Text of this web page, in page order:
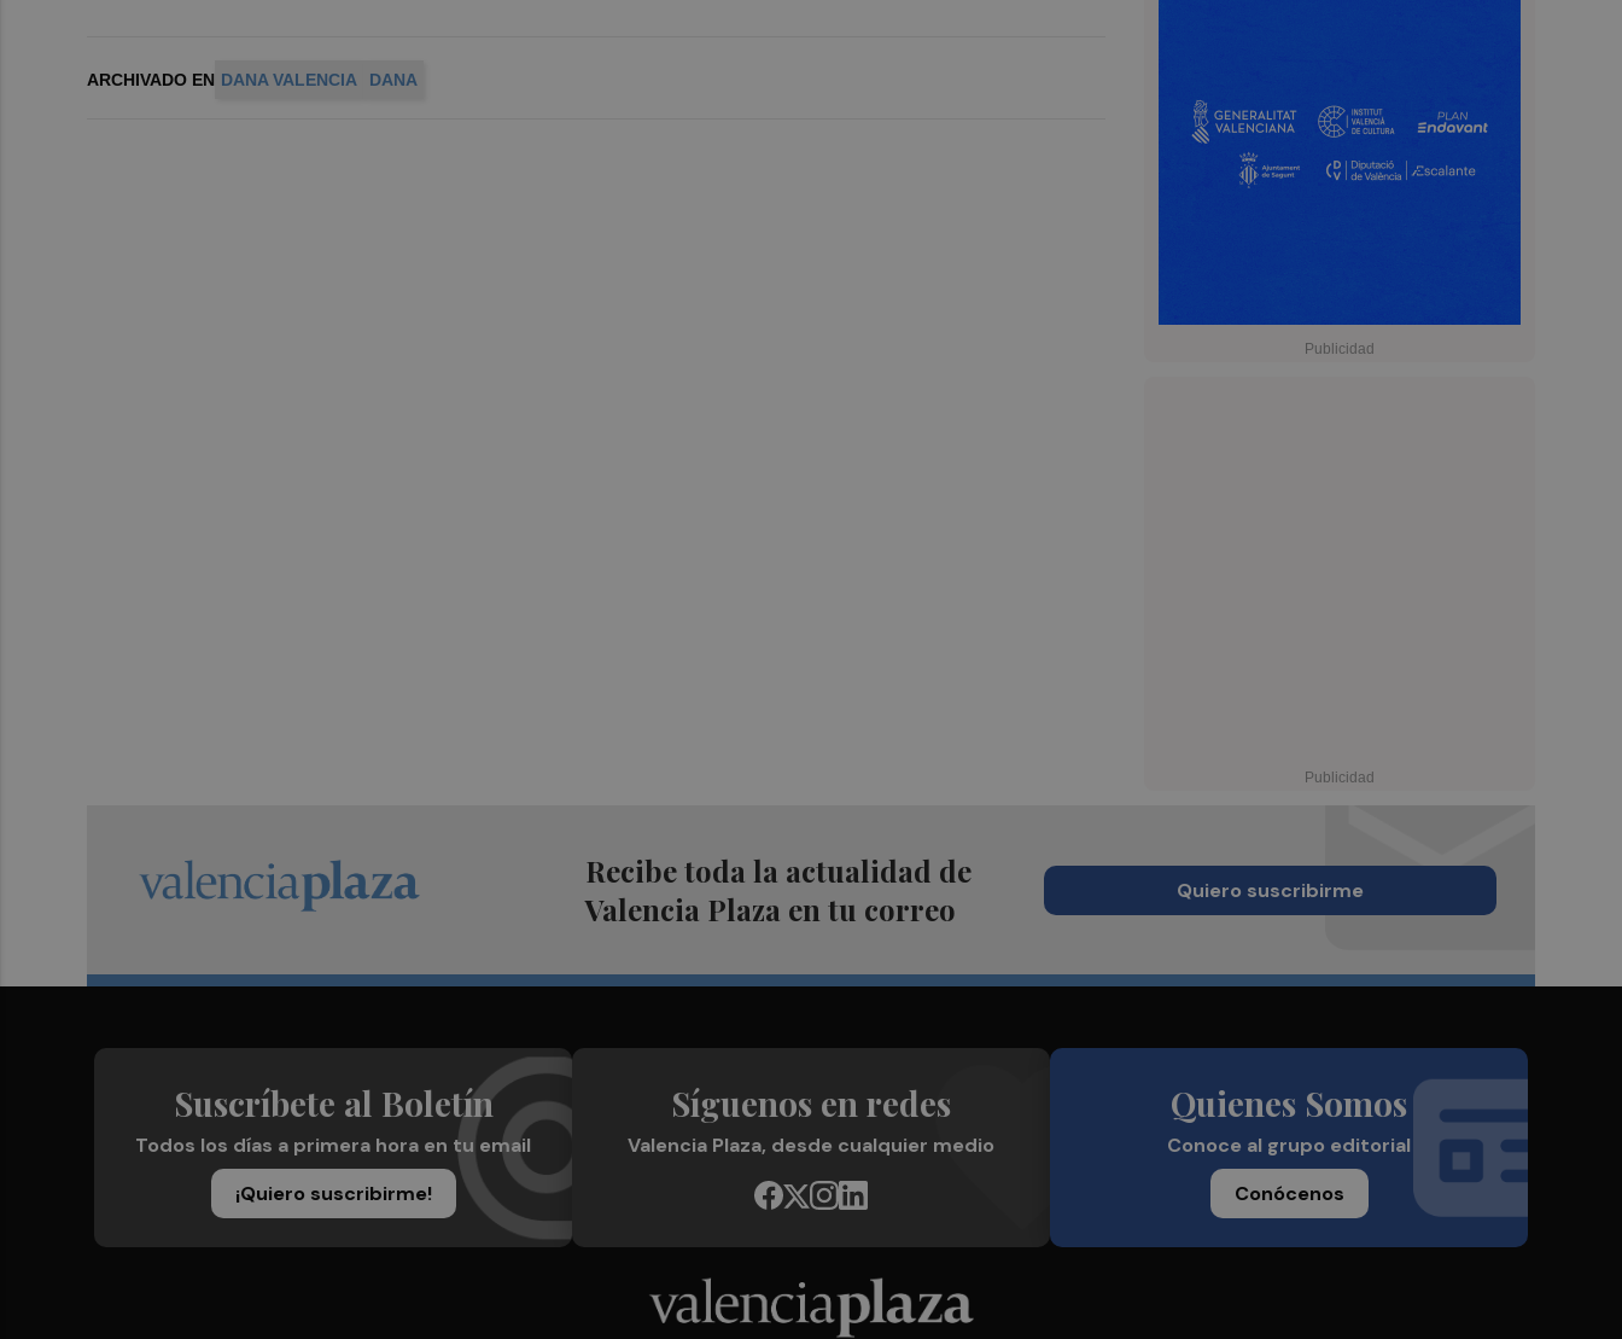
ARCHIVADO EN DANA VALENCIA DANA
Recibe toda la actualidad de
Valencia Plaza en tu correo
Quiero suscribirme
Suscríbete al Boletín
Todos los días a primera hora en tu email
¡Quiero suscribirme!
Síguenos en redes
Valencia Plaza, desde cualquier medio
Quienes Somos
Conoce al grupo editorial
Conócenos